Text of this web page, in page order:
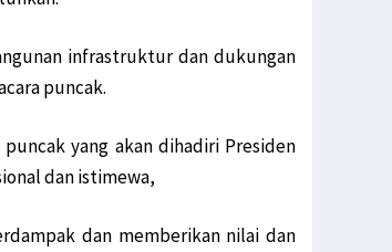
infrastruktur dan dukungan
puncak.
yang akan dihadiri Presiden
dan istimewa,
dan memberikan nilai dan